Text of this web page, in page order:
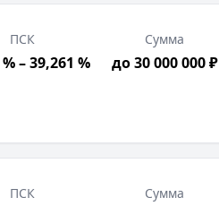
ПСК
– 39,261 %
Сумма
до 30 000 000 ₽
ПСК Сумма